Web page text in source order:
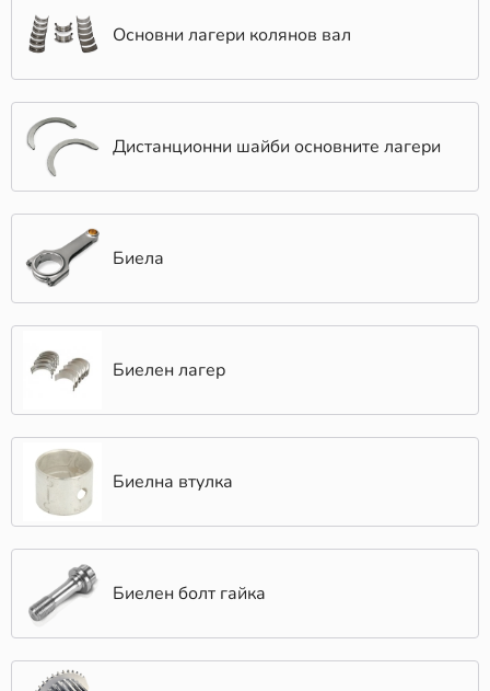
Основни лагери колянов вал
Дистанционни шайби основните лагери
Биела
Биелен лагер
Биелна втулка
Биелен болт гайка